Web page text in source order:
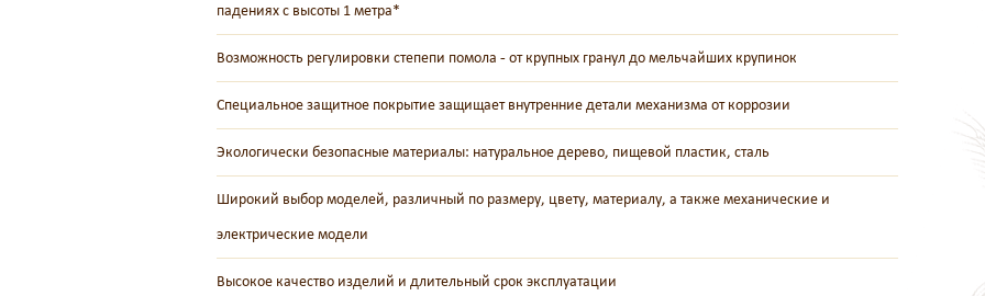
падениях с высоты 1 метра*
Возможность регулировки степепи помола - от крупных гранул до мельчайших крупинок
Специальное защитное покрытие защищает внутренние детали механизма от коррозии
Экологически безопасные материалы: натуральное дерево, пищевой пластик, сталь
Широкий выбор моделей, различный по размеру, цвету, материалу, а также механические и
электрические модели
Высокое качество изделий и длительный срок эксплуатации